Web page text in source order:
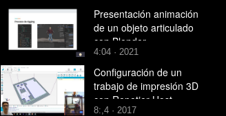
Presentación animación
de un objeto articulado
con Blender
4:04 · 2021
Configuración de un
trabajo de impresión 3D
con Repetier-Host
8:,4 · 2017